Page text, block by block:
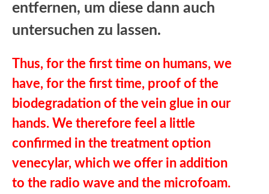
entfernen, um diese dann auch
untersuchen zu lassen.
Thus, for the first time on humans, we
have, for the first time, proof of the
biodegradation of the vein glue in our
hands. We therefore feel a little
confirmed in the treatment option
venecylar, which we offer in addition
to the radio wave and the microfoam.